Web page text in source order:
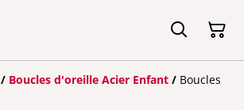
/ Boucles d'oreille Acier Enfant / Boucles